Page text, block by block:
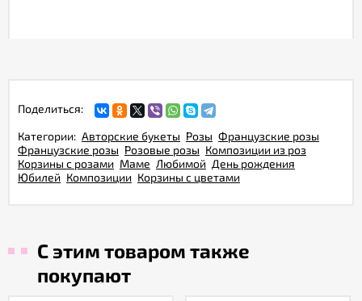
Поделиться:
Категории: Авторские букеты Розы Французские розы
Французские розы Розовые розы Композиции из роз
Корзины с розами Маме Любимой День рождения
Юбилей Композиции Корзины с цветами
С этим товаром также
покупают